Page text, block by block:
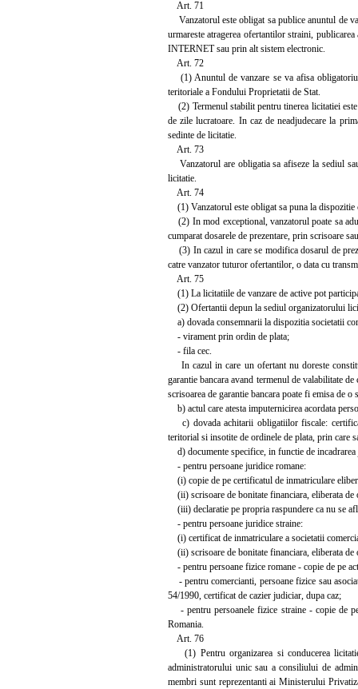
Art. 71
Vanzatorul este obligat sa publice anuntul de
urmareste atragerea ofertantilor straini,
INTERNET sau prin alt sistem electronic.
Art. 72
(1) Anuntul de vanzare se va afisa
teritoriale a Fondului Proprietatii de Stat.
(2) Termenul stabilit pentru tinerea licitatiei
de zile lucratoare. In caz de neadjudecare la
sedinte de licitatie.
Art. 73
Vanzatorul are obligatia sa afiseze la sediul
licitatie.
Art. 74
(1) Vanzatorul este obligat sa puna la dispozitie
(2) In mod exceptional, vanzatorul poate sa
cumparat dosarele de prezentare, prin scrisoare
(3) In cazul in care se modifica dosarul de
catre vanzator tuturor ofertantilor, o data cu
Art. 75
(1) La licitatiile de vanzare de active pot
(2) Ofertantii depun la sediul organizatorului
a) dovada consemnarii la dispozitia societatii
- virament prin ordin de plata;
- fila cec.
In cazul in care un ofertant nu doreste
garantie bancara avand termenul de valabilitate
scrisoarea de garantie bancara poate fi emisa de o
b) actul care atesta imputernicirea acordata
c) dovada achitarii obligatiilor fiscale:
teritorial si insotite de ordinele de plata, prin care
d) documente specifice, in functie de
- pentru persoane juridice romane:
(i) copie de pe certificatul de inmatriculare
(ii) scrisoare de bonitate financiara, eliberata de
(iii) declaratie pe propria raspundere ca nu se
- pentru persoane juridice straine:
(i) certificat de inmatriculare a societatii
(ii) scrisoare de bonitate financiara, eliberata de
- pentru persoane fizice romane - copie de pe
- pentru comercianti, persoane fizice sau
54/1990, certificat de cazier judiciar, dupa caz;
- pentru persoanele fizice straine - copie de
Romania.
Art. 76
(1) Pentru organizarea si conducerea
administratorului unic sau a consiliului de
membri sunt reprezentanti ai Ministerului